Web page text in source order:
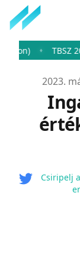
TBSZ 2026:
Publikálva
2023.
Csiripelj